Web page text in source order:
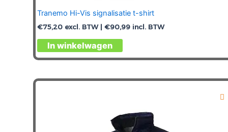
Tranemo Hi-Vis signalisatie t-shirt
€75,20 excl. BTW | €90,99 incl. BTW
In winkelwagen
Dit
product
meerdere
optie
kan